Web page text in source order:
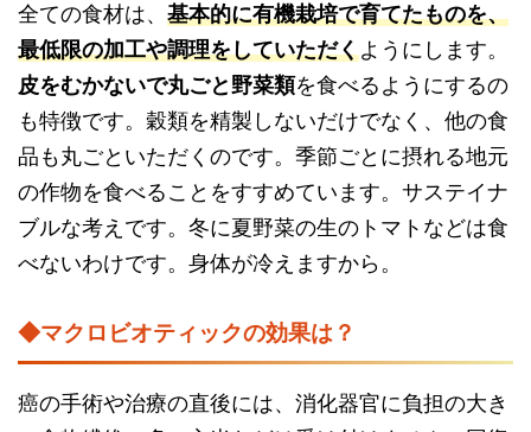
全ての食材は、 基本的に有機栽培で育てたものを、
最低限の加工や調理をしていただくようにします。
皮をむかないで丸ごと野菜類を食べるようにするの
も特徴です。穀類を精製しないだけでなく、他の食
品も丸ごといただくのです。季節ごとに摂れる地元
の作物を食べることをすすめています。サステイナ
ブルな考えです。冬に夏野菜の生のトマトなどは食
べないわけです。身体が冷えますから。
◆マクロビオティックの効果は？
癌の手術や治療の直後には、消化器官に負担の大き